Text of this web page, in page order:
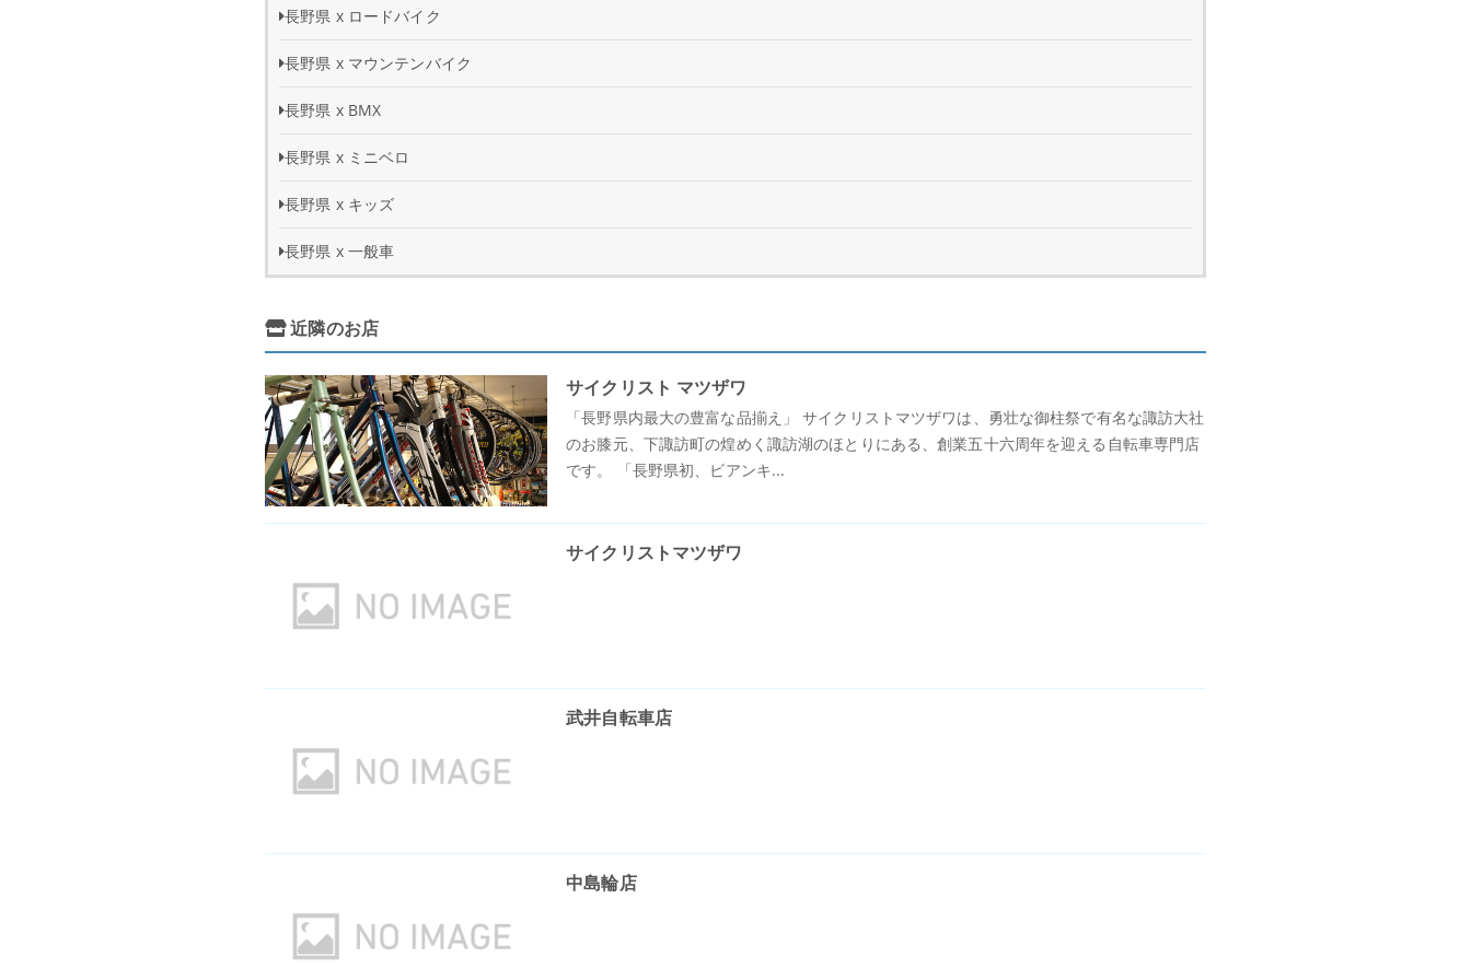
長野県 x ロードバイク
長野県 x マウンテンバイク
長野県 x BMX
長野県 x ミニベロ
長野県 x キッズ
長野県 x 一般車
近隣のお店
サイクリスト マツザワ
「長野県内最大の豊富な品揃え」 サイクリストマツザワは、勇壮な御柱祭で有名な諏訪大社
のお膝元、下諏訪町の煌めく諏訪湖のほとりにある、創業五十六周年を迎える自転車専門店
です。 「長野県初、ビアンキ...
サイクリストマツザワ
武井自転車店
中島輪店